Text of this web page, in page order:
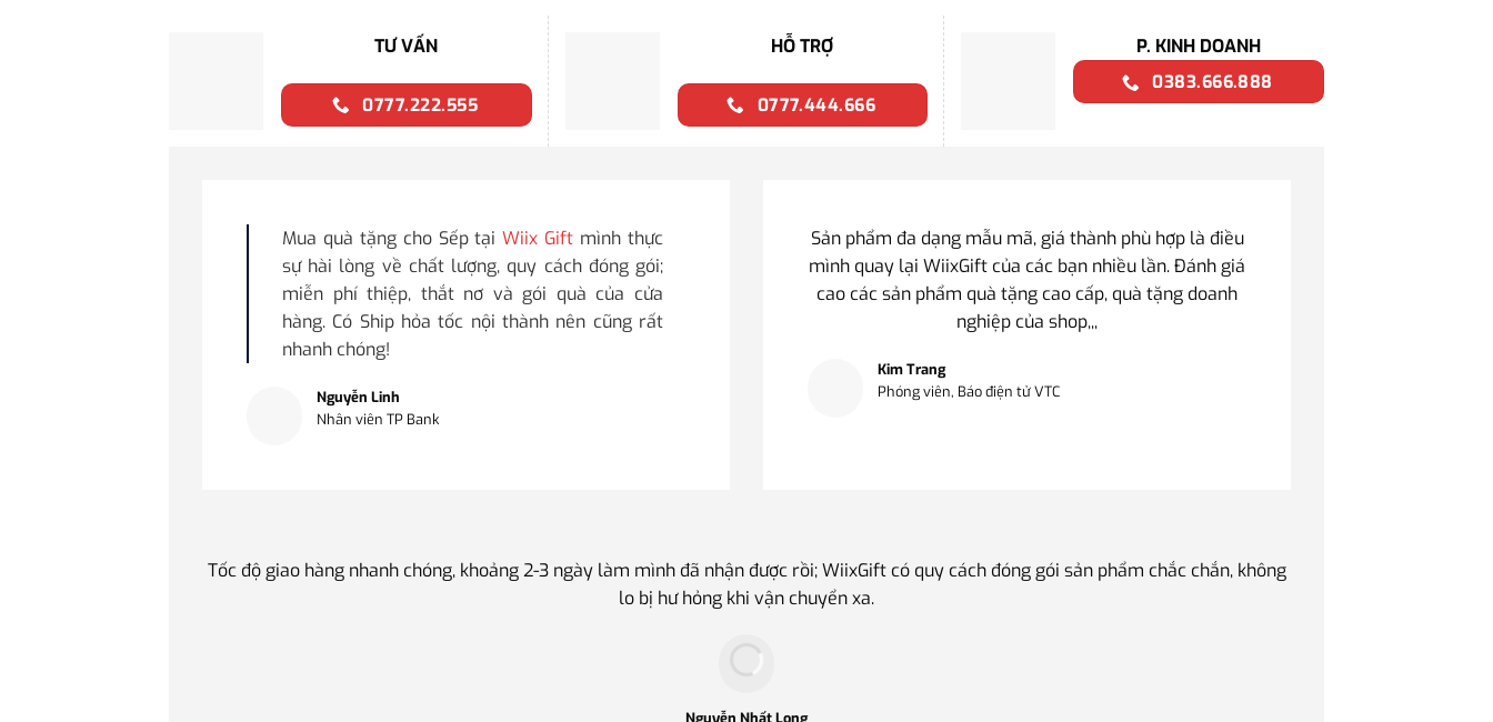
TƯ VẤN
0777.222.555
HỖ TRỢ
0777.444.666
P. KINH DOANH
0383.666.888
Mua quà tặng cho Sếp tạiWiix Gift mình thực
sự hài lòng về chất lượng, quy cách đóng gói;
miễn phí thiệp, thắt nơ và gói quà của cửa
hàng. Có Ship hỏa tốc nội thành nên cũng rất
nhanh chóng!
Nguyễn Linh
Nhân viên TP Bank
Sản phẩm đa dạng mẫu mã, giá thành phù hợp là điều
mình quay lại WiixGift của các bạn nhiều lần. Đánh giá
cao các sản phẩm quà tặng cao cấp, quà tặng doanh
nghiệp của shop,,,
Kim Trang
Phóng viên, Báo điện tử VTC
Tốc độ giao hàng nhanh chóng, khoảng 2-3 ngày làm mình đã nhận được rồi; WiixGift có quy cách đóng gói sản phẩm chắc chắn, không
lo bị hư hỏng khi vận chuyển xa.
Nguyễn Nhất Long